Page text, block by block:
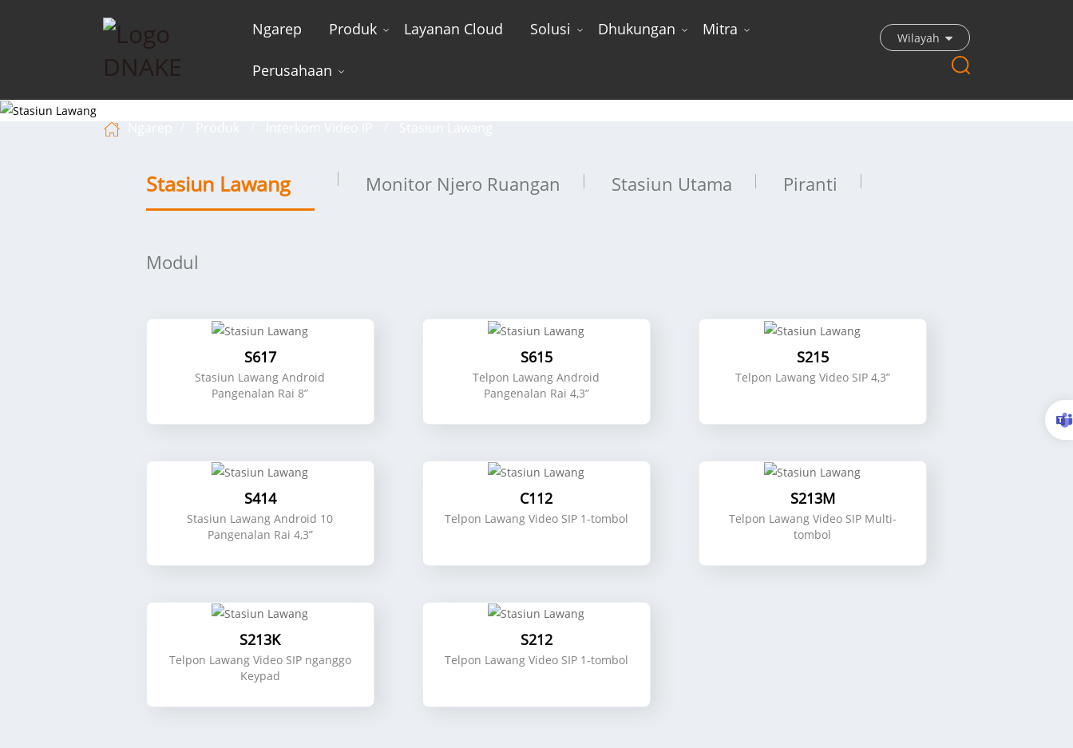
Ngarep Produk Layanan Cloud Solusi Dhukungan Mitra
Perusahaan
Wilayah
Stasiun Lawang
Stasiun Lawang Monitor Njero Ruangan Stasiun Utama Piranti
Modul
S617
Stasiun Lawang Android
Pangenalan Rai 8”
S615
Telpon Lawang Android
Pangenalan Rai 4,3”
S215
Telpon Lawang Video SIP 4,3”
S414
Stasiun Lawang Android 10
Pangenalan Rai 4,3”
C112
Telpon Lawang Video SIP 1-tombol
S213M
Telpon Lawang Video SIP Multi-
tombol
S213K
Telpon Lawang Video SIP nganggo
Keypad
S212
Telpon Lawang Video SIP 1-tombol